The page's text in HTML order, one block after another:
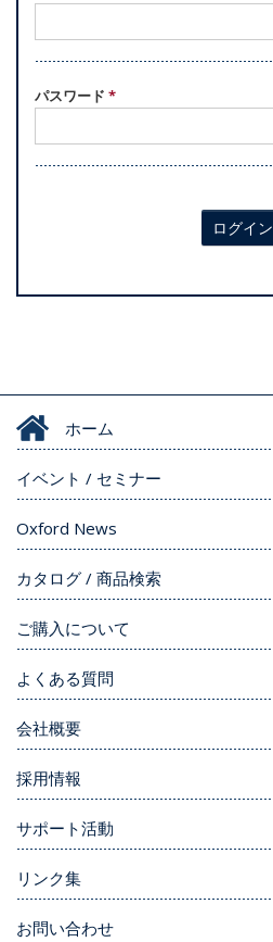
パスワード *
ログイン
ホーム
イベント / セミナー
Oxford News
カタログ / 商品検索
ご購入について
よくある質問
会社概要
採用情報
サポート活動
リンク集
お問い合わせ